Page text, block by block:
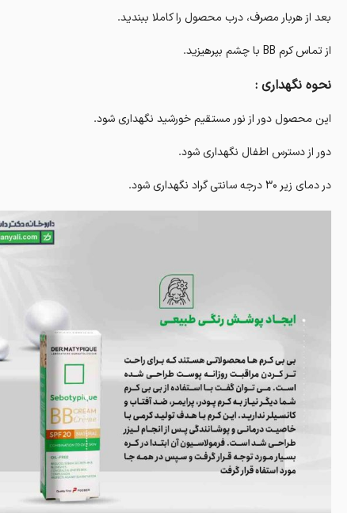
بعد از هربار مصرف، درب محصول را کاملا ببندید.
از تماس کرم BB با چشم بپرهیزید.
نحوه نگهداری :
این محصول دور از نور مستقیم خورشید نگهداری شود.
دور از دسترس اطفال نگهداری شود.
در دمای زیر ۳۰ درجه سانتی گراد نگهداری شود.